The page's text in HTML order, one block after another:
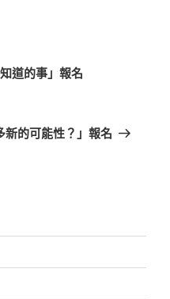
道的事」報名
的可能性？」報名